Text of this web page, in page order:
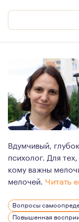
Вдумчивый,
психолог. Для
кому важны
мелочей. Читать
Я хочу быть
Я достигаю этого
Вопросы
Повышенная